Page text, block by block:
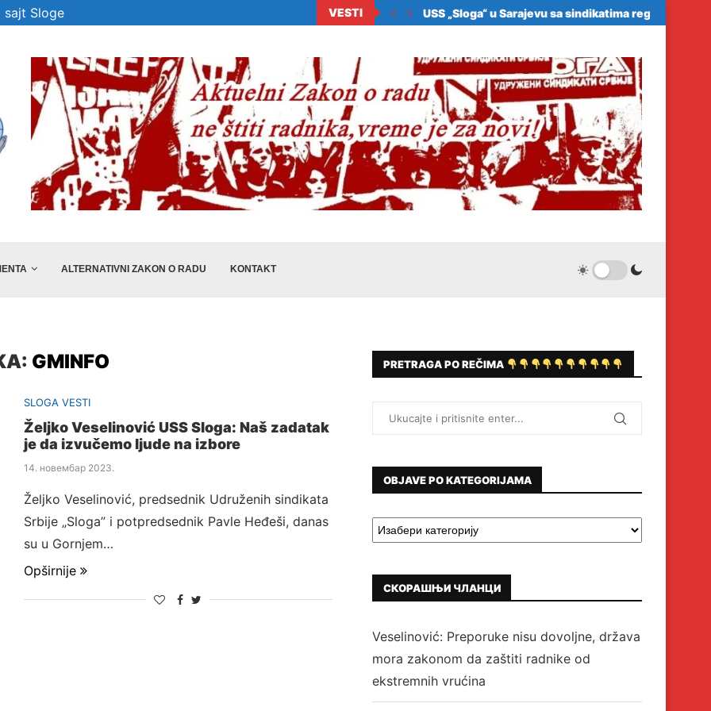
sajt Sloge VESTI
„Sloge“ ne... Veselinović: Preporuke nisu dovoljne, država mora zakonom da...USS „Sloga“ u Sarajevu sa sindikatima regiona:
ALTERNATIVNI ZAKON O RADU KONTAKT
GMINFO
SLOGA VESTI
Željko Veselinović USS Sloga: Naš zadatak
je da izvučemo ljude na izbore
14. новембар 2023.
Željko Veselinović, predsednik Udruženih sindikata
Srbije „Sloga” i potpredsednik Pavle Heđeši, danas
su u Gornjem…
Opširnije
PRETRAGA PO REČIMA
OBJAVE PO KATEGORIJAMA
СКОРАШЊИ ЧЛАНЦИ
Veselinović: Preporuke nisu dovoljne, država
mora zakonom da zaštiti radnike od
ekstremnih vrućina